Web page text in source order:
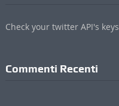
Check your twitter API's keys
Commenti Recenti